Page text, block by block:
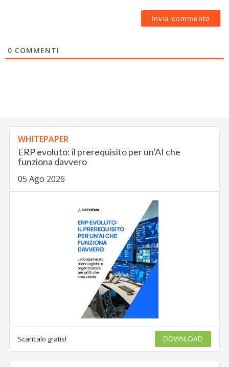
0 COMMENTI
WHITEPAPER
ERP evoluto: il prerequisito per un’AI che
funziona davvero
05 Ago 2026
Scaricalo gratis! DOWNLOAD